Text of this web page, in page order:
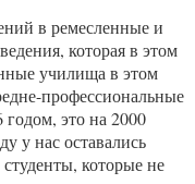
в ремесленные и
которая в этом
училища в этом
профессиональные
это на 2000
у нас оставались
которые не